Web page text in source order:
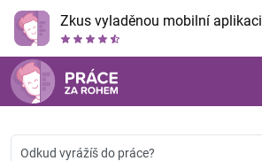
Zkus vyladěnou mobilní aplikaci
Odkud vyrážíš do práce?